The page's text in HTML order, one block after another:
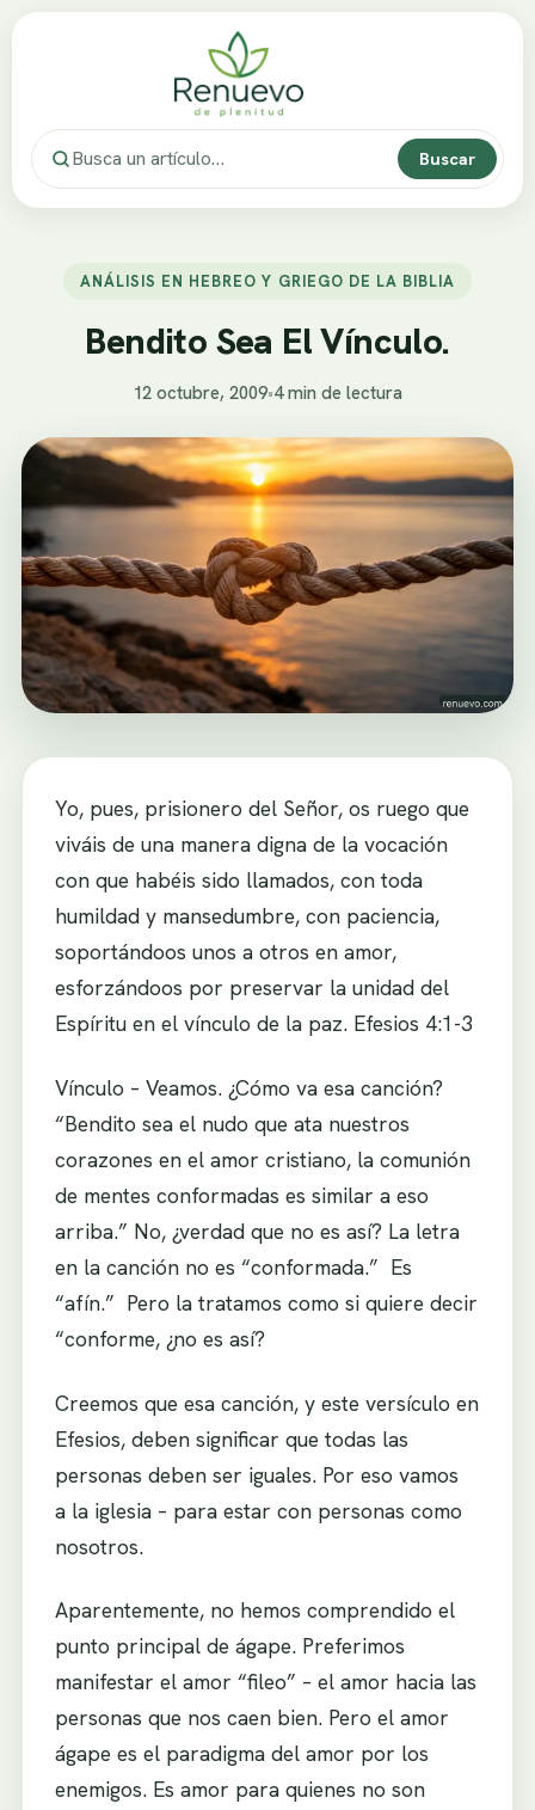
Buscar
ANÁLISIS EN HEBREO Y GRIEGO DE LA BIBLIA
Bendito Sea El Vínculo.
12 octubre, 2009•4 min de lectura
Yo, pues, prisionero del Señor, os ruego que
viváis de una manera digna de la vocación
con que habéis sido llamados, con toda
humildad y mansedumbre, con paciencia,
soportándoos unos a otros en amor,
esforzándoos por preservar la unidad del
Espíritu en el vínculo de la paz. Efesios 4:1-3
Vínculo – Veamos. ¿Cómo va esa canción?
“Bendito sea el nudo que ata nuestros
corazones en el amor cristiano, la comunión
de mentes conformadas es similar a eso
arriba.” No, ¿verdad que no es así? La letra
en la canción no es “conformada.” Es
“afín.” Pero la tratamos como si quiere decir
“conforme, ¿no es así?
Creemos que esa canción, y este versículo en
Efesios, deben significar que todas las
personas deben ser iguales. Por eso vamos
a la iglesia – para estar con personas como
nosotros.
Aparentemente, no hemos comprendido el
punto principal de ágape. Preferimos
manifestar el amor “fileo” – el amor hacia las
personas que nos caen bien. Pero el amor
ágape es el paradigma del amor por los
enemigos. Es amor para quienes no son